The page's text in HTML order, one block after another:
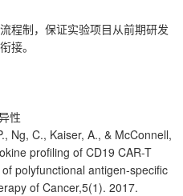
程制，保证实验项目从前期研发
接。
特异性
Ng, C., Kaiser, A., & McConnell,
profiling of CD19 CAR-T
polyfunctional antigen-specific
of Cancer,5(1). 2017.